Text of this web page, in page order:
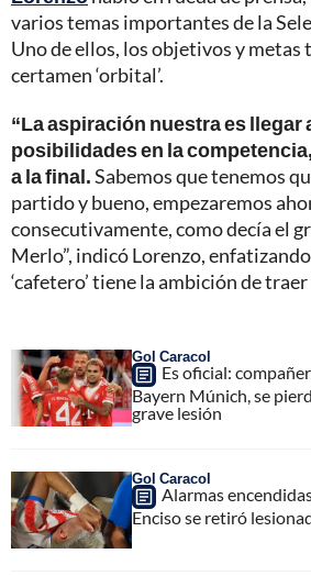
varios temas importantes de la
Uno de ellos, los objetivos y metas
certamen ‘orbital’.
“La aspiración nuestra es llegar
posibilidades en la
a la final.Sabemos que tenemos
partido y bueno, empezaremos
consecutivamente, como decía el
Merlo”, indicó Lorenzo,
‘cafetero’ tiene la ambición de traer
Gol Caracol
Es oficial:
Bayern Múnich, se
grave lesión
Gol Caracol
Alarmas
Enciso se retiró